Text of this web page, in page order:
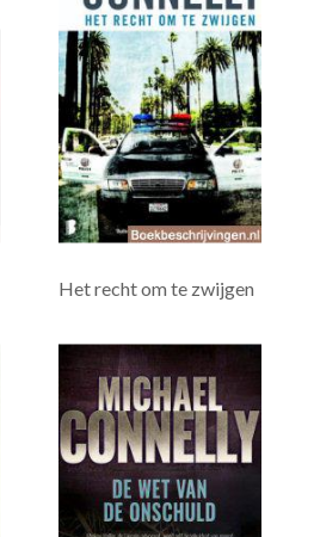
Het recht om te zwijgen